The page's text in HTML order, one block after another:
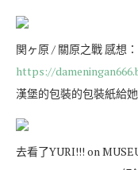
関ヶ原 / 關原之戰 感想：
https://
漢堡的包裝的包裝紙給
去看了YURI!!! on